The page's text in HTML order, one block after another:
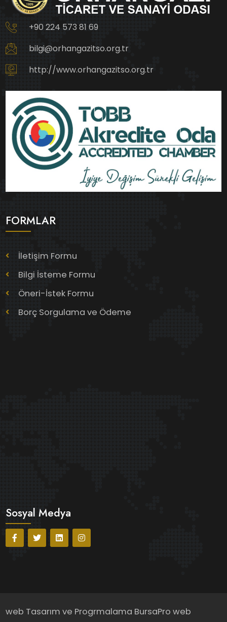
+90 224 573 81 69
bilgi@orhangazitso.org.tr
http://www.orhangazitso.org.tr
FORMLAR
İletişim Formu
Bilgi İsteme Formu
Öneri-İstek Formu
Borç Sorgulama ve Ödeme
Sosyal Medya
web Tasarım ve Progrmalama BursaPro web